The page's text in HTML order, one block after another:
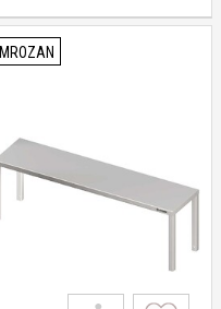
MROZAN